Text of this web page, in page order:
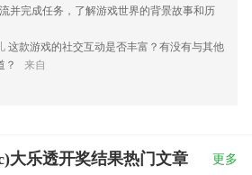
并完成任务，了解游戏世界的背景故事和历
这款游戏的社交互动是否丰富？有没有与其他
？
来自
大乐透开奖结果热门文章 更多